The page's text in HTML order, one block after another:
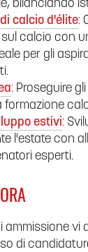
bilanciando
calcio d'élite:
calcio con
per gli
: Proseguire
formazione
estivi:
l'estate con
esperti.
ammissione vi
di